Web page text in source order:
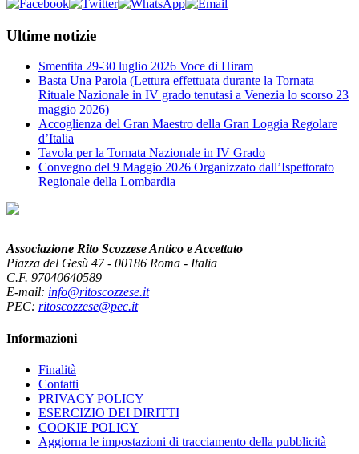
Ultime notizie
Smentita 29-30 luglio 2026 Voce di Hiram
Basta Una Parola (Lettura effettuata durante la Tornata
Rituale Nazionale in IV grado tenutasi a Venezia lo scorso 23
maggio 2026)
Accoglienza del Gran Maestro della Gran Loggia Regolare
d’Italia
Tavola per la Tornata Nazionale in IV Grado
Convegno del 9 Maggio 2026 Organizzato dall’Ispettorato
Regionale della Lombardia
Associazione Rito Scozzese Antico e Accettato
Piazza del Gesù 47 - 00186 Roma - Italia
C.F. 97040640589
E-mail: info@ritoscozzese.it
PEC: ritoscozzese@pec.it
Informazioni
Finalità
Contatti
PRIVACY POLICY
ESERCIZIO DEI DIRITTI
COOKIE POLICY
Aggiorna le impostazioni di tracciamento della pubblicità